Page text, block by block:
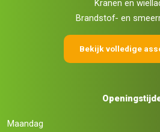
Kranen en
Brandstof- en
Bekijk volledige
Maandag